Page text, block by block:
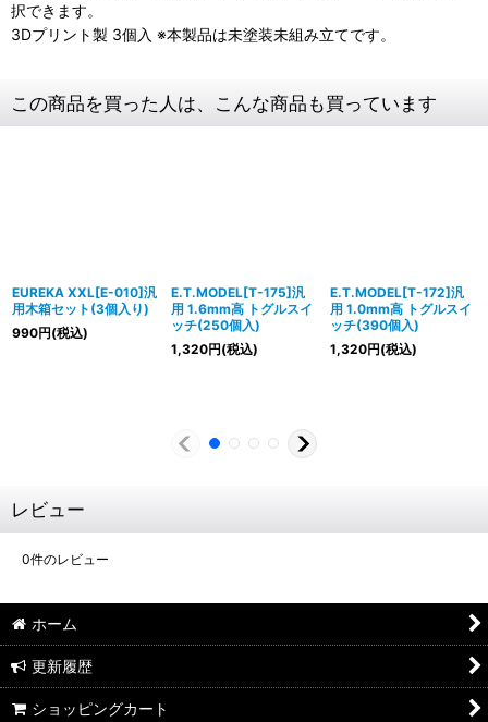
択できます。
3Dプリント製 3個入 ※本製品は未塗装未組み立てです。
この商品を買った人は、こんな商品も買っています
EUREKA XXL[E-010]汎
用木箱セット(3個入り)
990円(税込)
E.T.MODEL[T-175]汎
用 1.6mm高 トグルスイ
ッチ(250個入)
1,320円(税込)
E.T.MODEL[T-172]汎
用 1.0mm高 トグルスイ
ッチ(390個入)
1,320円(税込)
レビュー
0件のレビュー
ホーム
更新履歴
ショッピングカート